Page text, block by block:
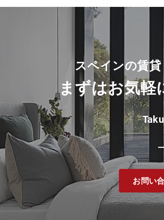
スペインの賃
​まずはお気軽
お問い